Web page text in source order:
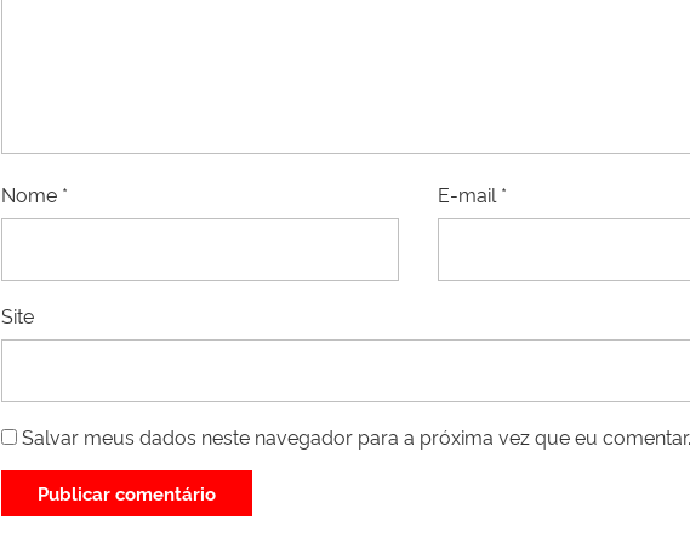
Nome * E-mail *
Site
Salvar meus dados neste navegador para a próxima vez que eu comentar.